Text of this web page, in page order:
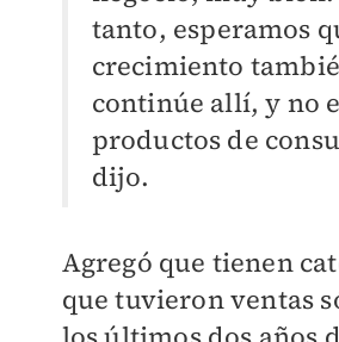
tanto, esperamos
crecimiento
continúe allí, y no
productos de
dijo.
Agregó que tienen
que tuvieron ventas